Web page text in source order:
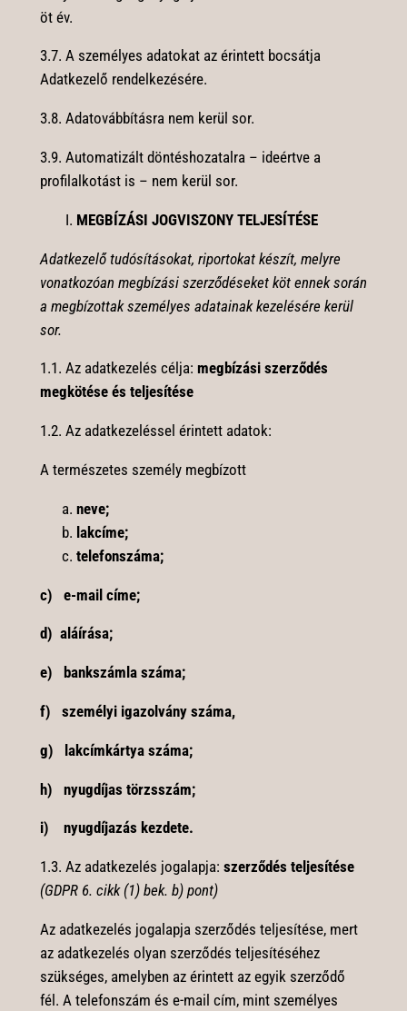
öt év.
3.7. A személyes adatokat az érintett bocsátja
Adatkezelő rendelkezésére.
3.8. Adatovábbításra nem kerül sor.
3.9. Automatizált döntéshozatalra – ideértve a
profilalkotást is – nem kerül sor.
MEGBÍZÁSI JOGVISZONY TELJESÍTÉSE
Adatkezelő tudósításokat, riportokat készít, melyre
vonatkozóan megbízási szerződéseket köt ennek során
a megbízottak személyes adatainak kezelésére kerül
sor.
1.1. Az adatkezelés célja: megbízási szerződés
megkötése és teljesítése
1.2. Az adatkezeléssel érintett adatok:
A természetes személy megbízott
neve;
lakcíme;
telefonszáma;
c) e-mail címe;
d) aláírása;
e) bankszámla száma;
f) személyi igazolvány száma,
g) lakcímkártya száma;
h) nyugdíjas törzsszám;
i) nyugdíjazás kezdete.
1.3. Az adatkezelés jogalapja: szerződés teljesítése
(GDPR 6. cikk (1) bek. b) pont)
Az adatkezelés jogalapja szerződés teljesítése, mert
az adatkezelés olyan szerződés teljesítéséhez
szükséges, amelyben az érintett az egyik szerződő
fél. A telefonszám és e-mail cím, mint személyes